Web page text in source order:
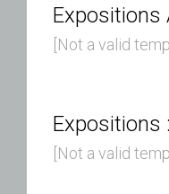
Expositions
[Not a valid
Expositions :
[Not a valid